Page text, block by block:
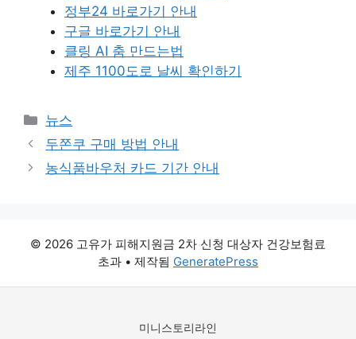
정부24 바로가기 안내
구글 바로가기 안내
클링 AI 춤 만드는법
제주 1100도로 날씨 확인하기
카
테
고
리
뉴스
두쫀쿠 구매 방법 안내
농식품바우처 카드 기간 안내
© 2026 고유가 피해지원금 2차 신청 대상자 건강보험료
초과 • 제작됨 GeneratePress
미니스토리라인